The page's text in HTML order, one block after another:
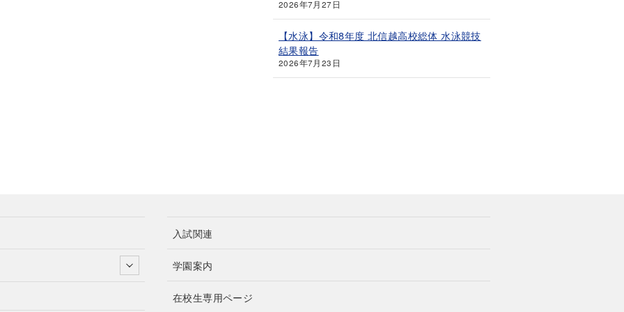
2026年7月27日
【水泳】令和8年度 北信越高校総体 水泳競技
結果報告
2026年7月23日
入試関連
学園案内
在校生専用ページ